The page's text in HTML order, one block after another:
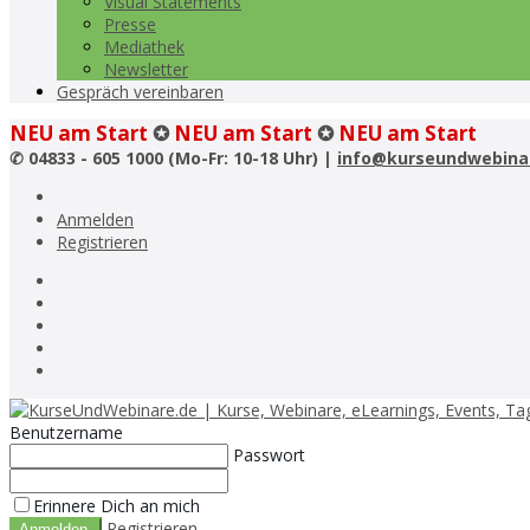
Presse
Mediathek
Newsletter
Gespräch vereinbaren
NEU am Start ✪ NEU am Start ✪ NEU am Start
✆ 04833 - 605 1000 (Mo-Fr: 10-18 Uhr) |
Anmelden
Registrieren
Benutzername
Passwort
Erinnere Dich an mich